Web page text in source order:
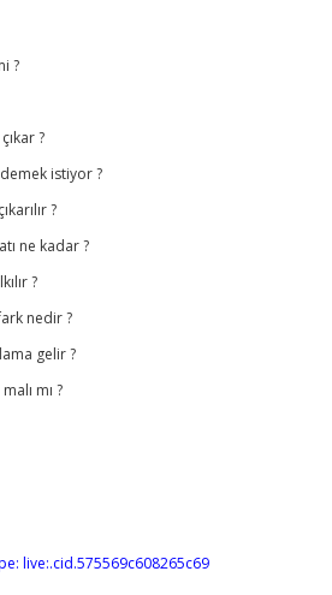
?
?
istiyor ?
?
ne kadar ?
?
nedir ?
gelir ?
mı ?
live:.cid.575569c608265c69